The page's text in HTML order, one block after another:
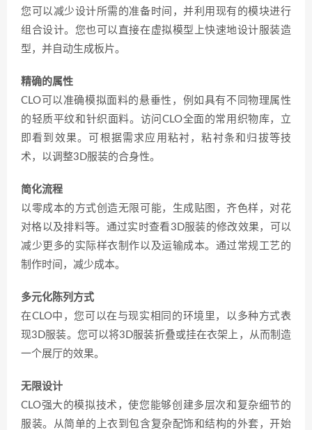
您可以减少设计所需的准备时间，并利用现有的模块进行
组合设计。您也可以直接在虚拟模型上快速地设计服装造
型，并自动生成板片。
精确的属性
CLO可以准确模拟面料的悬垂性，例如具有不同物理属性
的轻质平纹和针织面料。访问CLO全面的常用织物库，立
即看到效果。可根据需求应用粘衬，粘衬条和归拔等技
术，以调整3D服装的合身性。
简化流程
以零成本的方式创造无限可能，生成贴图，齐色样，对花
对格以及排料等。通过实时查看3D服装的修改效果，可以
减少更多的实际样衣制作以及运输成本。通过常规工艺的
制作时间，减少成本。
多元化陈列方式
在CLO中，您可以在与现实相同的环境里，以多种方式表
现3D服装。您可以将3D服装折叠或挂在衣架上，从而制造
一个展厅的效果。
无限设计
CLO强大的模拟技术，使您能够创建多层次和复杂细节的
服装。从简单的上衣到包含复杂配饰和结构的外套，开始